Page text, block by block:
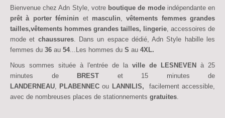
Bienvenue chez Adn Style, votre boutique de modeindépendante en
prêt à porter féminin et masculin,vêtements femmes grandes
tailles,vêtements hommes grandes tailles,
lingerie, accessoires de
mode et chaussures. Dans un espace dédié, Adn Style habille les
femmes du 36 au 54...Les hommes du S au 4XL.
Nous sommes située à l'entrée de laville de LESNEVEN
à 25
minutes de
BREST et 15 minutes de
LANDERNEAU, PLABENNECou LANNILIS, facilement accessible,
avec de nombreuses places de stationnements gratuites.